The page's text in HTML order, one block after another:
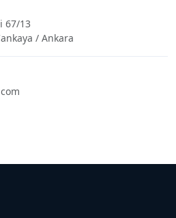
67/13
/ Ankara